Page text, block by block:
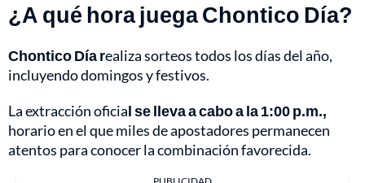
¿A qué hora juega Chontico Día?
Chontico Día realiza sorteos todos los días del año,
incluyendo domingos y festivos.
La extracción oficial se lleva a cabo a la 1:00 p.m.,
horario en el que miles de apostadores permanecen
atentos para conocer la combinación favorecida.